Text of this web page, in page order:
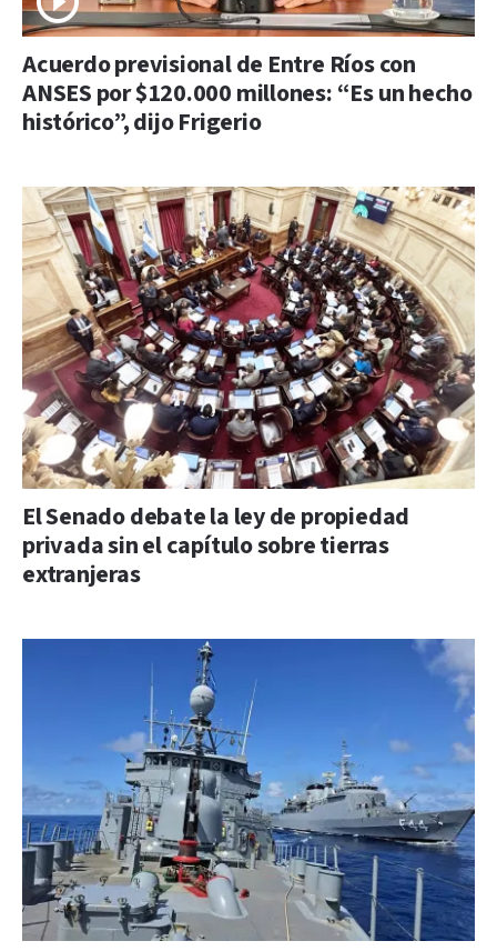
Acuerdo previsional de Entre Ríos con
ANSES por $120.000 millones: “Es un hecho
histórico”, dijo Frigerio
El Senado debate la ley de propiedad
privada sin el capítulo sobre tierras
extranjeras